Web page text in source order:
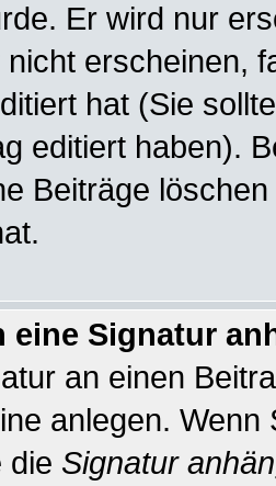
Er wird nur
erscheinen,
hat (Sie
editiert haben).
Beiträge
eine Signatur
an einen
anlegen.
die Signatur